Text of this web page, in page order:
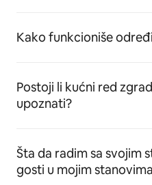
Kako funkcioniše
Postoji li kućni red
upoznati?
Šta da radim sa svojim
gosti u mojim